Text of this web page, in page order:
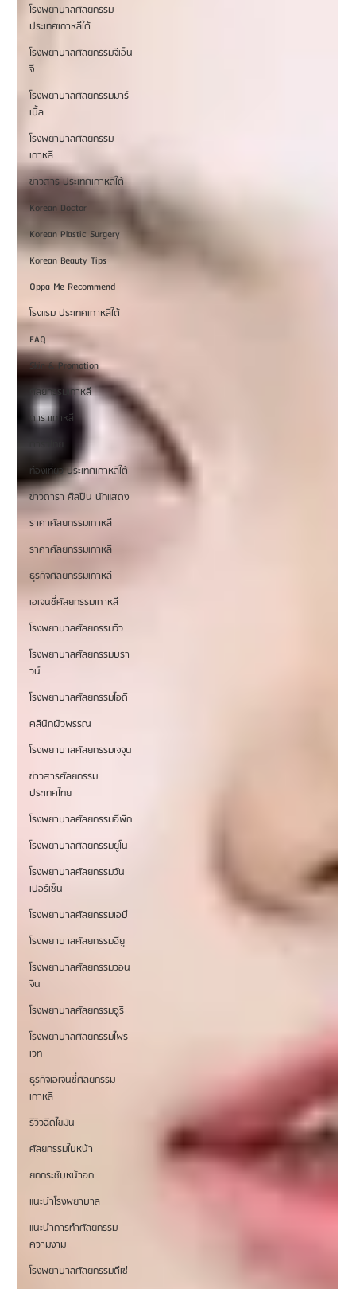
โรงพยาบาลศัลยกรรม
ประเทศเกาหลีใต้
โรงพยาบาลศัลยกรรมจีเอ็น
จี
โรงพยาบาลศัลยกรรมมาร์
เบิ้ล
โรงพยาบาลศัลยกรรม
เกาหลี
ข่าวสาร ประเทศเกาหลีใต้
Korean Doctor
Korean Plastic Surgery
Korean Beauty Tips
Oppa Me Recommend
โรงแรม ประเทศเกาหลีใต้
FAQ
Skin & Promotion
ศัลยกรรมเกาหลี
ดาราเกาหลี
ท่องเที่ยว ประเทศเกาหลีใต้
ข่าวดารา ศิลปิน นักแสดง
ราคาศัลยกรรมเกาหลี
ราคาศัลยกรรมเกาหลี
ธุรกิจศัลยกรรมเกาหลี
เอเจนซี่ศัลยกรรมเกาหลี
โรงพยาบาลศัลยกรรมวิว
โรงพยาบาลศัลยกรรมบรา
วน์
โรงพยาบาลศัลยกรรมไอดี
คลินิกผิวพรรณ
โรงพยาบาลศัลยกรรมเจจุน
ข่าวสารศัลยกรรม
ประเทศไทย
โรงพยาบาลศัลยกรรมอีพิก
โรงพยาบาลศัลยกรรมยูโน
โรงพยาบาลศัลยกรรมวัน
เปอร์เซ็น
โรงพยาบาลศัลยกรรมเอบี
โรงพยาบาลศัลยกรรมอียู
โรงพยาบาลศัลยกรรมวอน
จิน
โรงพยาบาลศัลยกรรมอูรี
โรงพยาบาลศัลยกรรมไพร
เวท
ธุรกิจเอเจนซี่ศัลยกรรม
เกาหลี
รีวิวฉีดไขมัน
ศัลยกรรมใบหน้า
ยกกระชับหน้าอก
แนะนำโรงพยาบาล
แนะนำการทำศัลยกรรม
ความงาม
โรงพยาบาลศัลยกรรมดีเซ่